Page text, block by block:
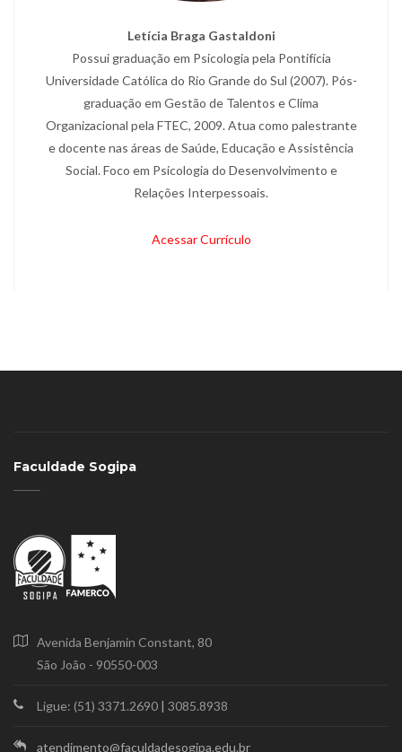
Letícia Braga Gastaldoni
Possui graduação em Psicologia pela Pontifícia
Universidade Católica do Rio Grande do Sul (2007). Pós-
graduação em Gestão de Talentos e Clima
Organizacional pela FTEC, 2009. Atua como palestrante
e docente nas áreas de Saúde, Educação e Assistência
Social. Foco em Psicologia do Desenvolvimento e
Relações Interpessoais.
Acessar Currículo
Faculdade Sogipa
Avenida Benjamin Constant, 80
São João - 90550-003
Ligue: (51) 3371.2690 | 3085.8938
atendimento@faculdadesogipa.edu.br